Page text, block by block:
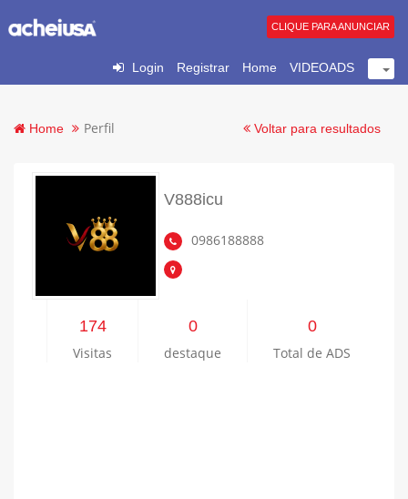
Login Registrar Home VIDEOADS
CLIQUE PARA ANUNCIAR
Home Perfil Voltar para resultados
V888icu
0986188888
174
Visitas
0
destaque
0
Total de ADS